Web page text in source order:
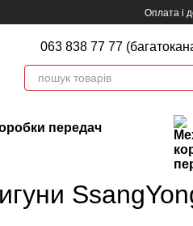
Оплата і
063 838 77 77
передач